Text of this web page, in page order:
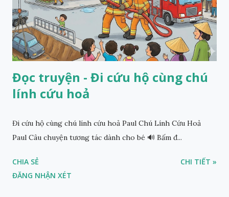
Đọc truyện - Đi cứu hộ cùng chú
lính cứu hoả
Đi cứu hộ cùng chú lính cứu hoả Paul Chú Lính Cứu Hoả
Paul Câu chuyện tương tác dành cho bé 🔊 Bấm đ...
CHIA SẺ
ĐĂNG NHẬN XÉT
CHI TIẾT »